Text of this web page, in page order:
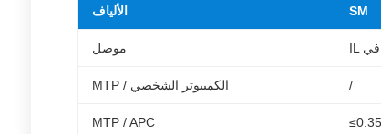
الألياف SM
موصل
MTP / الكمبيوتر الشخصي /
MTP / APC ≤0.35